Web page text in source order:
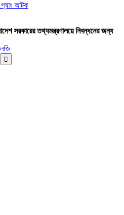
গ্যাং আটক
সরকারের তথ্যমন্ত্রণালয়ে নিবন্ধনের জন্য